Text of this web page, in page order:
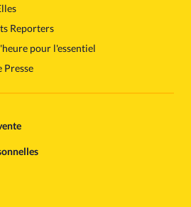
Reporters
pour l'essentiel
Presse